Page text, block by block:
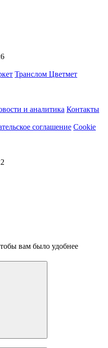
Транслом Цветмет
и аналитика Контакты
соглашение Cookie
вам было удобнее